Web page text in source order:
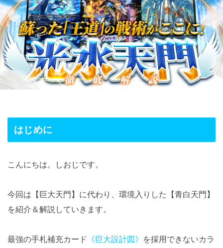
はじめに
こんにちは。しおじです。
今回は【巨大天門】に代わり、環境入りした【青白天門】
を紹介＆解説していきます。
最強の手札補充カード 《巨大設計図》 を採用できないカラ